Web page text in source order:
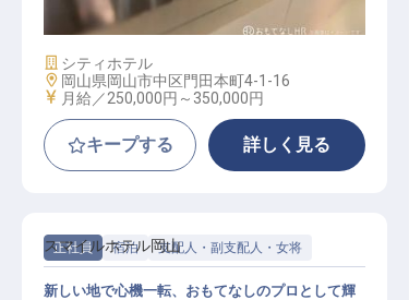
施設業態
シティホテル
勤務地
岡山県岡山市中区門田本町4-1-16
給与
月給／250,000円～ 350,000円
キープする 詳しく見る
正社員 宿泊 支配人・副支配人・女将
スマイルホテル岡山
新しい地で心機一転、おもてなしのプロとして輝